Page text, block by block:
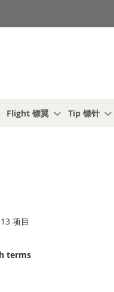
Flight 镖翼 Tip 镖针
13 项目
terms